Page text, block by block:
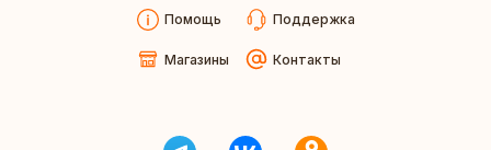
Помощь Поддержка
Магазины Контакты